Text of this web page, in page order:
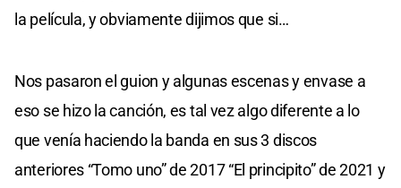
la película, y obviamente dijimos que si…
Nos pasaron el guion y algunas escenas y envase a
eso se hizo la canción, es tal vez algo diferente a lo
que venía haciendo la banda en sus 3 discos
anteriores “Tomo uno” de 2017 “El principito” de 2021 y